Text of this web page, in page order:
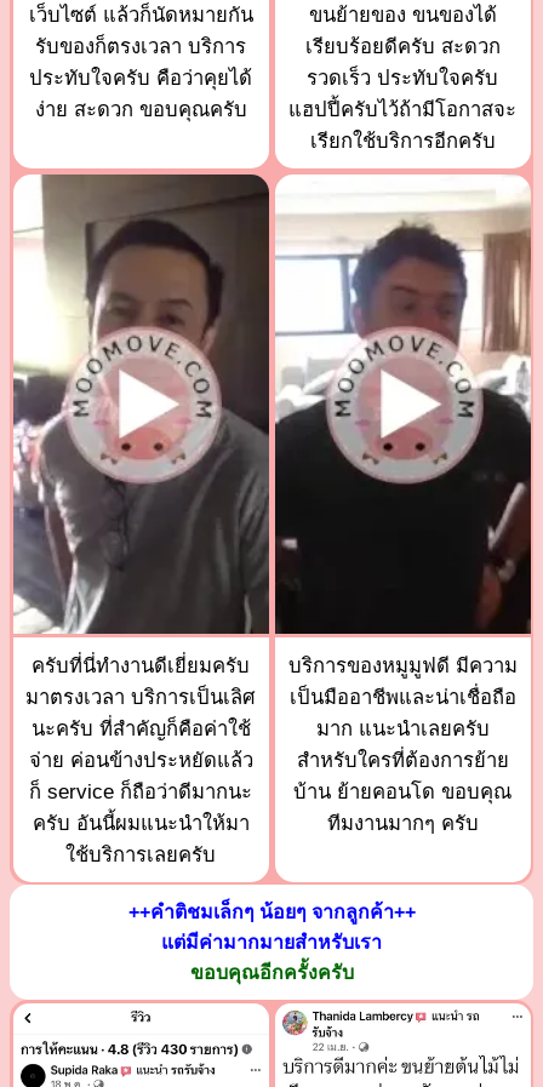
เว็บไซต์ แล้วก็นัดหมายกัน
รับของก็ตรงเวลา บริการ
ประทับใจครับ คือว่าคุยได้
ง่าย สะดวก ขอบคุณครับ
ขนย้ายของ ขนของได้
เรียบร้อยดีครับ สะดวก
รวดเร็ว ประทับใจครับ
แฮปปี้ครับไว้ถ้ามีโอกาสจะ
เรียกใช้บริการอีกครับ
ครับที่นี่ทำงานดีเยี่ยมครับ
มาตรงเวลา บริการเป็นเลิศ
นะครับ ที่สำคัญก็คือค่าใช้
จ่าย ค่อนข้างประหยัดแล้ว
ก็ service ก็ถือว่าดีมากนะ
ครับ อันนี้ผมแนะนำให้มา
ใช้บริการเลยครับ
บริการของหมูมูฟดี มีความ
เป็นมืออาชีพและน่าเชื่อถือ
มาก แนะนำเลยครับ
สำหรับใครที่ต้องการย้าย
บ้าน ย้ายคอนโด ขอบคุณ
ทีมงานมากๆ ครับ
++คำติชมเล็กๆ น้อยๆ จากลูกค้า++
แต่มีค่ามากมายสำหรับเรา
ขอบคุณอีกครั้งครับ